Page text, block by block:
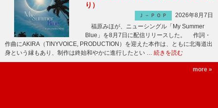
り）
Ｊ－ＰＯＰ
2026年8月7日
福原みほが、ニューシングル「My Summer
Blue」を8月7日に配信リリースした。 作詞・
作曲にAKIRA（TINYVOICE, PRODUCTION）を迎えた本作は、ともに北海道出
身という縁もあり、制作は終始和やかに進行したとい … 続きを読む
more »